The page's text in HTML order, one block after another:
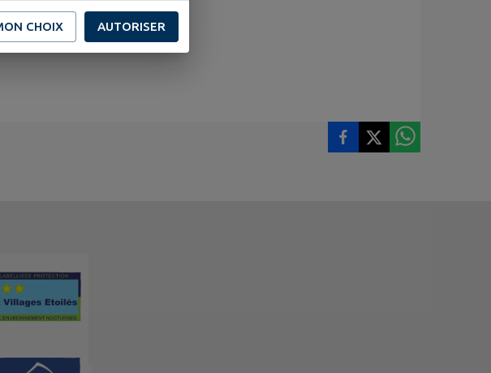
CHOIX AUTORISER